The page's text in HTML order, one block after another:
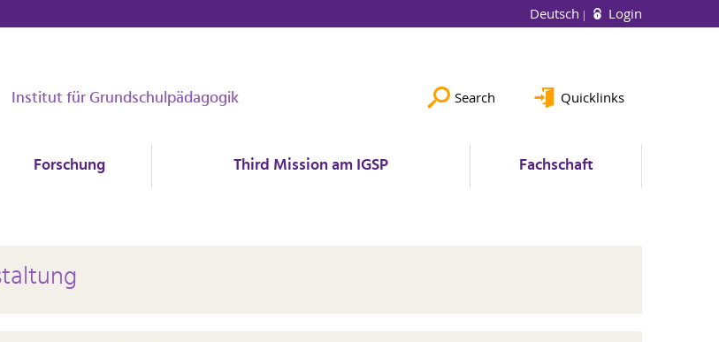
Deutsch Login
Institut für Grundschulpädagogik Search Quicklinks
Forschung Third Mission am IGSP Fachschaft